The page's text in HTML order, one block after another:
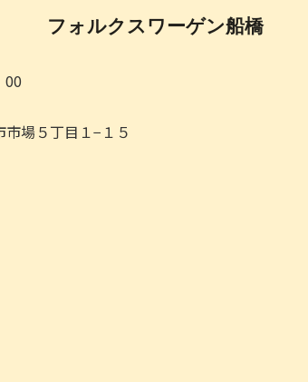
フォルクスワーゲン船橋
場５丁目１−１５